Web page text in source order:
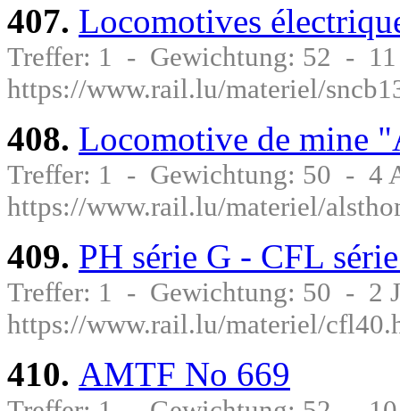
407. Locomotives
Treffer: 1 - Gewichtung: 52 -
https://www.rail.lu/materiel/
408. Locomotive de mine
Treffer: 1 - Gewichtung: 50 - 4
https://www.rail.lu/materiel/
409. PH série G - CFL
Treffer: 1 - Gewichtung: 50 - 2
https://www.rail.lu/materiel/
410. AMTF No 669